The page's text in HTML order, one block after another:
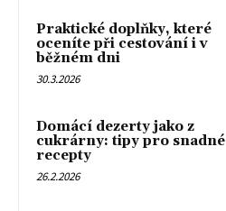
Praktické doplňky, které
oceníte při cestování i v
běžném dni
30.3.2026
Domácí dezerty jako z
cukrárny: tipy pro snadné
recepty
26.2.2026